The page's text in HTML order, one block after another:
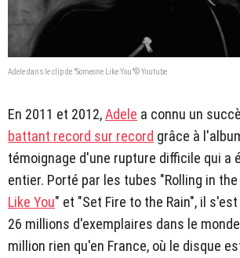
Adele dans le clip de "Someone Like You"© Youtube
En 2011 et 2012,Adele a connu un
battant record sur record grâce à
témoignage d'une rupture difficile qui a
entier. Porté par les tubes "Rolling in the
Like You" et "Set Fire to the Rain", il
26 millions d'exemplaires dans le
million rien qu'en France, où le disque